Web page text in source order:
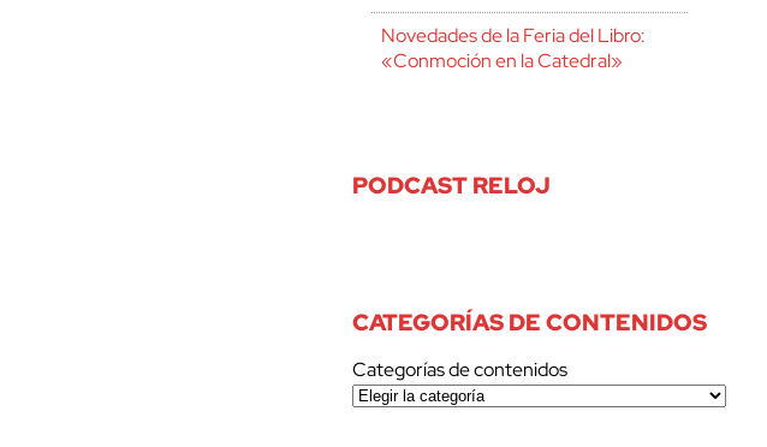
Novedades de la Feria del Libro:
«Conmoción en la Catedral»
PODCAST RELOJ
CATEGORÍAS DE CONTENIDOS
Categorías de contenidos